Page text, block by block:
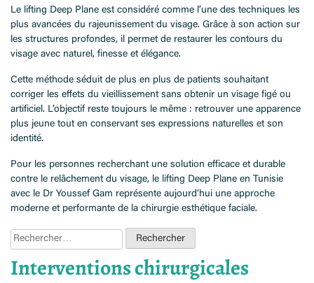
Le lifting Deep Plane est considéré comme l’une des techniques les
plus avancées du rajeunissement du visage. Grâce à son action sur
les structures profondes, il permet de restaurer les contours du
visage avec naturel, finesse et élégance.
Cette méthode séduit de plus en plus de patients souhaitant
corriger les effets du vieillissement sans obtenir un visage figé ou
artificiel. L’objectif reste toujours le même : retrouver une apparence
plus jeune tout en conservant ses expressions naturelles et son
identité.
Pour les personnes recherchant une solution efficace et durable
contre le relâchement du visage, le lifting Deep Plane en Tunisie
avec le Dr Youssef Gam représente aujourd’hui une approche
moderne et performante de la chirurgie esthétique faciale.
Rechercher :
Interventions chirurgicales